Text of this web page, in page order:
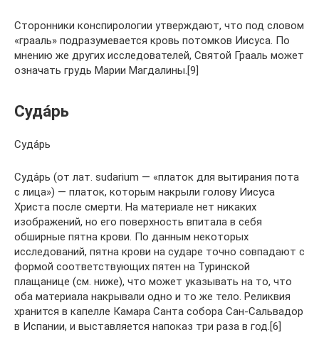
Сторонники конспирологии утверждают, что под словом
«грааль» подразумевается кровь потомков Иисуса. По
мнению же других исследователей, Святой Грааль может
означать грудь Марии Магдалины.[9]
Суда́рь
Суда́рь
Суда́рь (от лат. sudarium — «платок для вытирания пота
с лица») — платок, которым накрыли голову Иисуса
Христа после смерти. На материале нет никаких
изображений, но его поверхность впитала в себя
обширные пятна крови. По данным некоторых
исследований, пятна крови на сударе точно совпадают с
формой соответствующих пятен на Туринской
плащанице (см. ниже), что может указывать на то, что
оба материала накрывали одно и то же тело. Реликвия
хранится в капелле Камара Санта собора Сан-Сальвадор
в Испании, и выставляется напоказ три раза в год.[6]